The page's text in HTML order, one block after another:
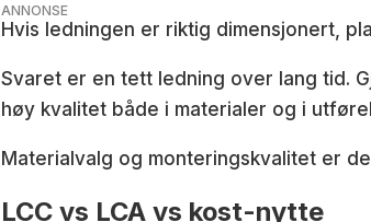
ANNONSE
Hvis ledningen er riktig dimensjonert,
Svaret er en tett ledning over lang tid.
høy kvalitet både i materialer og i
Materialvalg og monteringskvalitet er
LCC vs LCA vs kost-nytte